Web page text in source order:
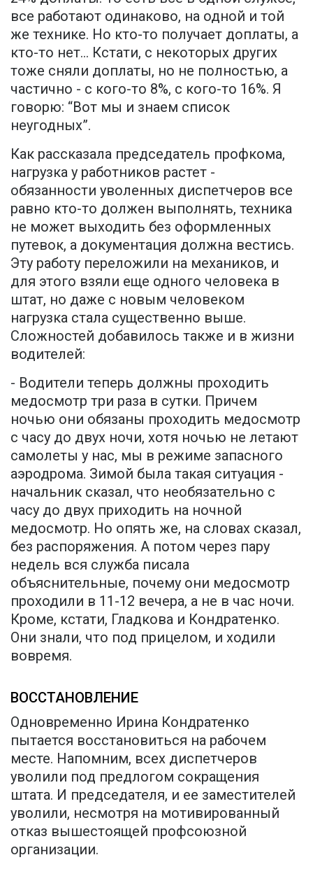
все работают одинаково, на одной и той
же технике. Но кто-то получает доплаты, а
кто-то нет... Кстати, с некоторых других
тоже сняли доплаты, но не полностью, а
частично - с кого-то 8%, с кого-то 16%. Я
говорю: “Вот мы и знаем список
неугодных”.
Как рассказала председатель профкома,
нагрузка у работников растет -
обязанности уволенных диспетчеров все
равно кто-то должен выполнять, техника
не может выходить без оформленных
путевок, а документация должна вестись.
Эту работу переложили на механиков, и
для этого взяли еще одного человека в
штат, но даже с новым человеком
нагрузка стала существенно выше.
Сложностей добавилось также и в жизни
водителей:
- Водители теперь должны проходить
медосмотр три раза в сутки. Причем
ночью они обязаны проходить медосмотр
с часу до двух ночи, хотя ночью не летают
самолеты у нас, мы в режиме запасного
аэродрома. Зимой была такая ситуация -
начальник сказал, что необязательно с
часу до двух приходить на ночной
медосмотр. Но опять же, на словах сказал,
без распоряжения. А потом через пару
недель вся служба писала
объяснительные, почему они медосмотр
проходили в 11-12 вечера, а не в час ночи.
Кроме, кстати, Гладкова и Кондратенко.
Они знали, что под прицелом, и ходили
вовремя.
ВОССТАНОВЛЕНИЕ
Одновременно Ирина Кондратенко
пытается восстановиться на рабочем
месте. Напомним, всех диспетчеров
уволили под предлогом сокращения
штата. И председателя, и ее заместителей
уволили, несмотря на мотивированный
отказ вышестоящей профсоюзной
организации.